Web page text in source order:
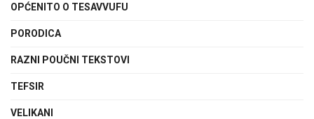
OPĆENITO O TESAVVUFU
PORODICA
RAZNI POUČNI TEKSTOVI
TEFSIR
VELIKANI